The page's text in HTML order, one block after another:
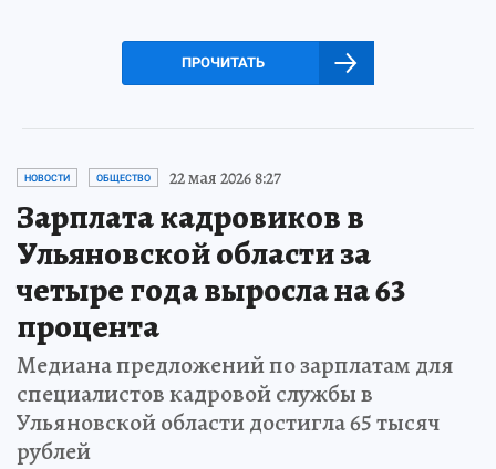
ПРОЧИТАТЬ
НОВОСТИ ОБЩЕСТВО 22 мая 2026 8:27
Зарплата кадровиков в
Ульяновской области за
четыре года выросла на 63
процента
Медиана предложений по зарплатам для
специалистов кадровой службы в
Ульяновской области достигла 65 тысяч
рублей